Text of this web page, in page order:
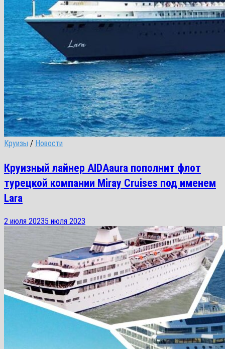
Круизы / Новости
Круизный лайнер AIDAaura пополнит флот
турецкой компании Miray Cruises под именем
Lara
2 июля 20235 июля 2023